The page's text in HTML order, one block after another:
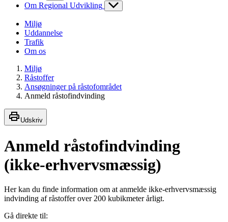
Om Regional Udvikling
Miljø
Uddannelse
Trafik
Om os
Miljø
Råstoffer
Ansøgninger på råstofområdet
Anmeld råstofindvinding
Udskriv
Anmeld råstofindvinding
(ikke-erhvervsmæssig)
Her kan du finde information om at anmelde ikke-erhvervsmæssig
indvinding af råstoffer over 200 kubikmeter årligt.
Gå direkte til: